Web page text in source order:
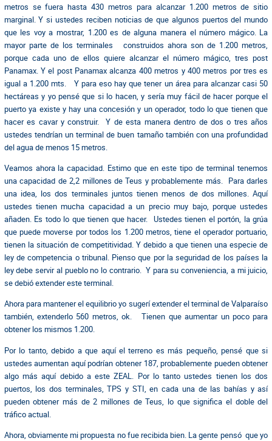
metros se fuera hasta 430 metros para alcanzar 1.200 metros de sitio
marginal. Y si ustedes reciben noticias de que algunos puertos del mundo
que les voy a mostrar, 1.200 es de alguna manera el número mágico. La
mayor parte de los terminales construidos ahora son de 1.200 metros,
porque cada uno de ellos quiere alcanzar el número mágico, tres post
Panamax. Y el post Panamax alcanza 400 metros y 400 metros por tres es
igual a 1.200 mts. Y para eso hay que tener un área para alcanzar casi 50
hectáreas y yo pensé que si lo hacen, y sería muy fácil de hacer porque el
puerto ya existe y hay una concesión y un operador, todo lo que tienen que
hacer es cavar y construir. Y de esta manera dentro de dos o tres años
ustedes tendrían un terminal de buen tamaño también con una profundidad
del agua de menos 15 metros.
Veamos ahora la capacidad. Estimo que en este tipo de terminal tenemos
una capacidad de 2,2 millones de Teus y probablemente más. Para darles
una idea, los dos terminales juntos tienen menos de dos millones. Aquí
ustedes tienen mucha capacidad a un precio muy bajo, porque ustedes
añaden. Es todo lo que tienen que hacer. Ustedes tienen el portón, la grúa
que puede moverse por todos los 1.200 metros, tiene el operador portuario,
tienen la situación de competitividad. Y debido a que tienen una especie de
ley de competencia o tribunal. Pienso que por la seguridad de los países la
ley debe servir al pueblo no lo contrario. Y para su conveniencia, a mi juicio,
se debió extender este terminal.
Ahora para mantener el equilibrio yo sugerí extender el terminal de Valparaíso
también, extenderlo 560 metros, ok. Tienen que aumentar un poco para
obtener los mismos 1.200.
Por lo tanto, debido a que aquí el terreno es más pequeño, pensé que si
ustedes aumentan aquí podrían obtener 187, probablemente pueden obtener
algo más aquí debido a este ZEAL. Por lo tanto ustedes tienen los dos
puertos, los dos terminales, TPS y STI, en cada una de las bahías y así
pueden obtener más de 2 millones de Teus, lo que significa el doble del
tráfico actual.
Ahora, obviamente mi propuesta no fue recibida bien. La gente pensó que yo